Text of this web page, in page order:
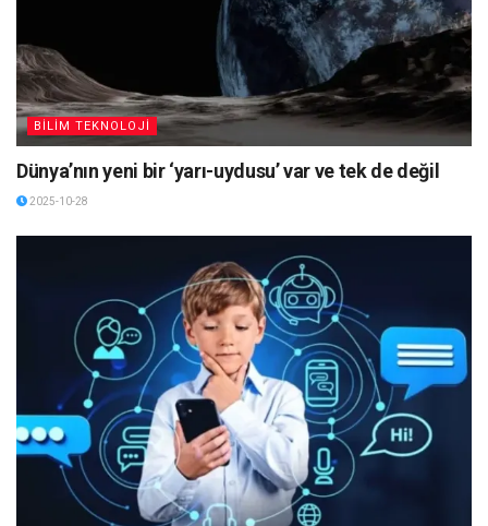
BİLİM TEKNOLOJİ
Dünya’nın yeni bir ‘yarı-uydusu’ var ve tek de değil
2025-10-28